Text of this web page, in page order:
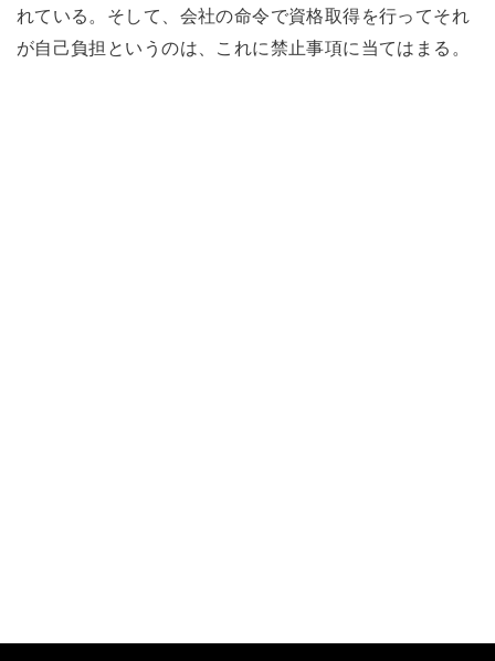
れている。そして、会社の命令で資格取得を行ってそれ
が自己負担というのは、これに禁止事項に当てはまる。